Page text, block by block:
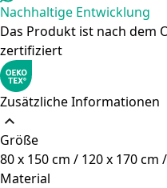
Nachhaltige Entwicklung
Das Produkt ist nach dem
zertifiziert
Zusätzliche Informationen
Größe
80 x 150 cm / 120 x 170 cm
Material